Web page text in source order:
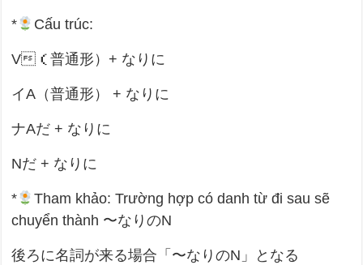
* Cấu trúc:
V（普通形）+ なりに
イA（普通形） + なりに
ナAだ + なりに
Nだ + なりに
*
Tham khảo: Trường hợp có danh từ đi sau sẽ
chuyển thành 〜なりのN
後ろに名詞が来る場合「〜なりのN」となる